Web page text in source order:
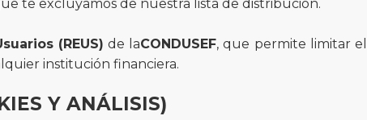
te excluyamos de nuestra lista de distribución.
(REUS) de laCONDUSEF, que permite limitar el
institución financiera.
Y ANÁLISIS)